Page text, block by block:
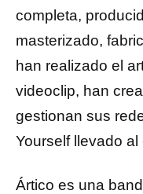
completa,
masterizado,
han realizado el
videoclip, han
gestionan sus
Yourself llevado al
Ártico es una